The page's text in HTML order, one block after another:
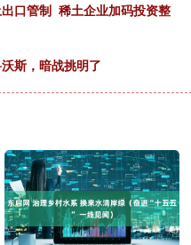
口管制 稀土企业加码投资整
斯，暗战挑明了